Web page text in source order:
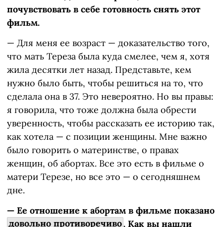
почувствовать в себе готовность снять этот
фильм.
— Для меня ее возраст — доказательство того,
что мать Тереза была куда смелее, чем я, хотя
жила десятки лет назад. Представьте, кем
нужно было быть, чтобы решиться на то, что
сделала она в 37. Это невероятно. Но вы правы:
я говорила, что тоже должна была обрести
уверенность, чтобы рассказать ее историю так,
как хотела — с позиции женщины. Мне важно
было говорить о материнстве, о правах
женщин, об абортах. Все это есть в фильме о
матери Терезе, но все это — о сегодняшнем
дне.
— Ее отношение к абортам в фильме показано
довольно противоречиво. Как вы нашли